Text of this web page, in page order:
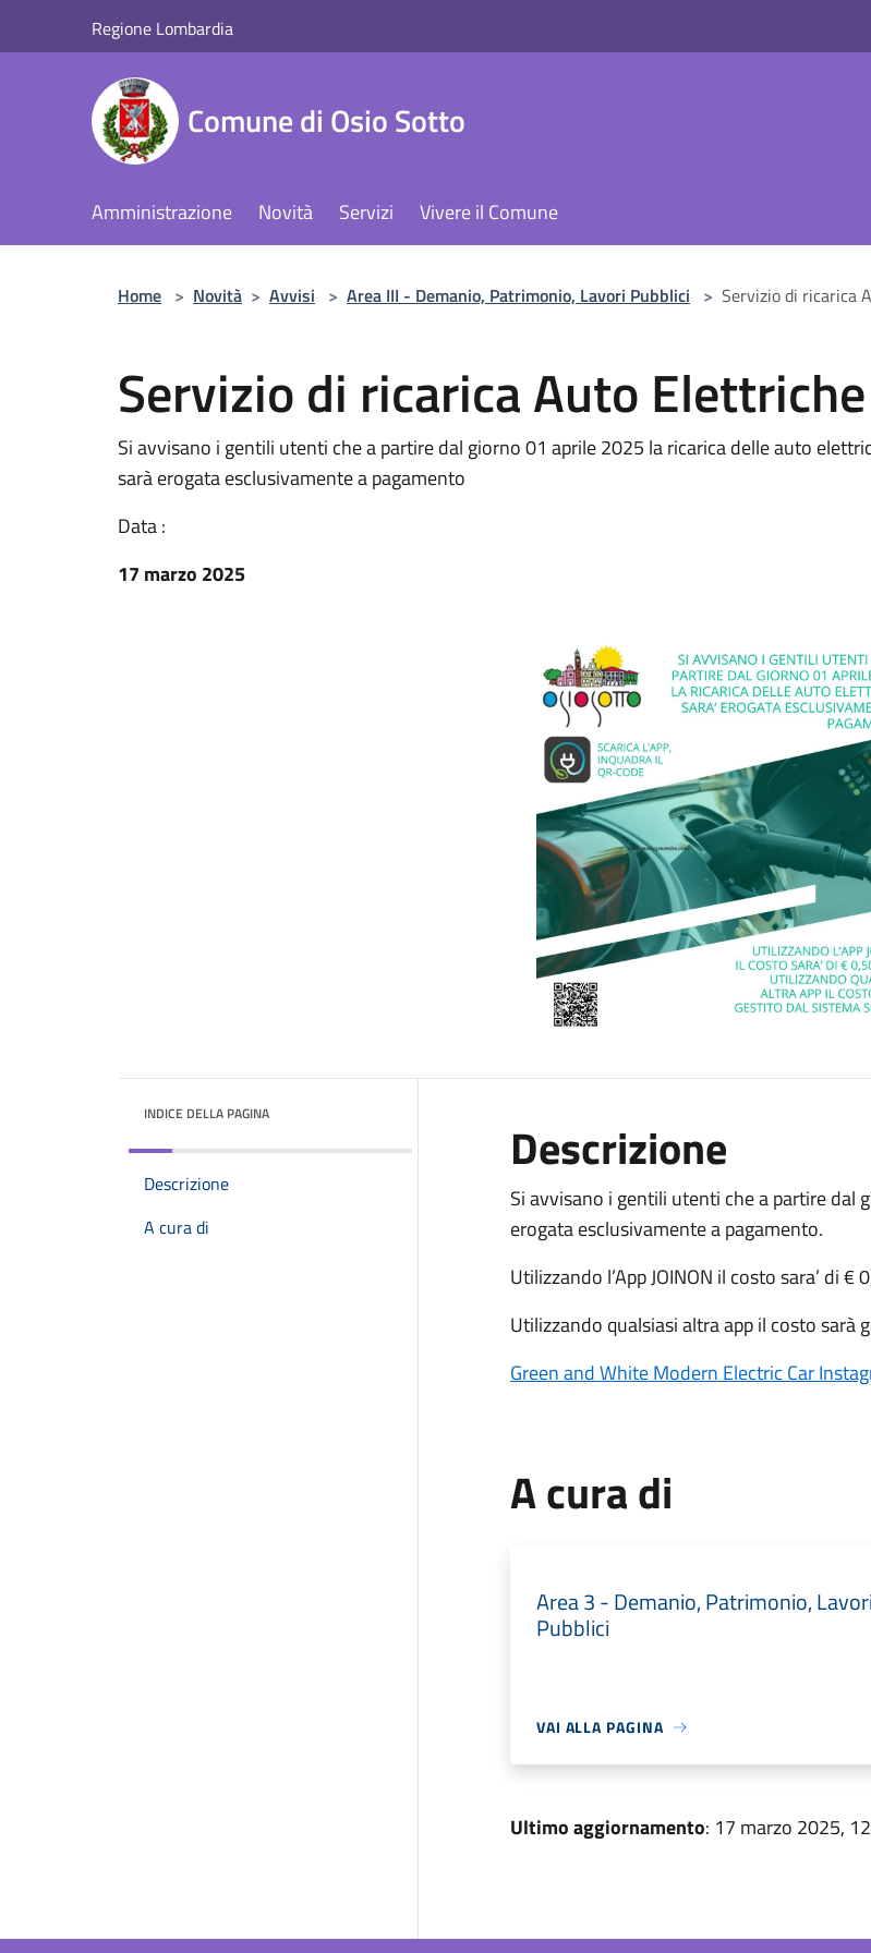
Regione Lombardia
Comune di Osio Sotto
Amministrazione Novità Servizi Vivere il Comune
Home > Novità > Avvisi > Area III - Demanio, Patrimonio, Lavori Pubblici > Servizio di ricarica
Servizio di ricarica Auto Elettriche
Si avvisano i gentili utenti che a partire dal giorno 01 aprile 2025 la ricarica delle auto
sarà erogata esclusivamente a pagamento
Data :
17 marzo 2025
INDICE DELLA PAGINA
Descrizione
A cura di
Descrizione
Si avvisano i gentili utenti che a partire dal
erogata esclusivamente a pagamento.
Utilizzando l’App JOINON il costo sara’ di €
Utilizzando qualsiasi altra app il costo sarà
Green and White Modern Electric Car
A cura di
Area 3 - Demanio, Patrimonio, Lavori
Pubblici
VAI ALLA PAGINA
Ultimo aggiornamento: 17 marzo 2025,